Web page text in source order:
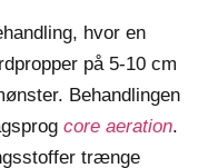
hvor en
på 5-10 cm
Behandlingen
core aeration.
trænge